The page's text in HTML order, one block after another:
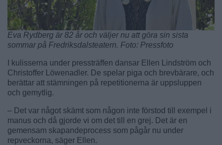
Eva Rydberg är 82 år och väljer nu att göra sin sista
sommar på Fredriksdalsteatern. Foto: Pressfoto
I kulisserna under pressträffen dansar Ellen Lindström och
Christoffer Löwenadler. De spelar piga och brevbärare, och
berättar att stämningen på repetitionerna är uppsluppen
och gemytlig.
– Det var något skämt som någon inte förstod till exempel i
manus och då gjorde vi om det till en grej. Det är en
gemensam skapandeprocess som pågår nu under
repveckorna, säger Ellen.